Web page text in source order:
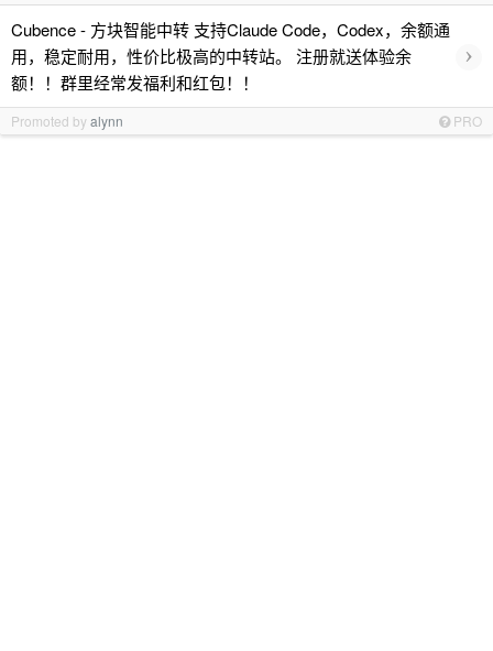
Cubence - 方块智能中转 支持Claude Code，Codex，余额通
用，稳定耐用，性价比极高的中转站。 注册就送体验余
额！！群里经常发福利和红包！！
›
Promoted byalynn PRO